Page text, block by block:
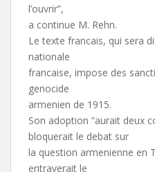
l’ouvrir”,
a continue M. Rehn.
Le texte francais, qui sera
nationale
francaise, impose des
genocide
armenien de 1915.
Son adoption “aurait deux
bloquerait le debat sur
la question armenienne en
entraverait le